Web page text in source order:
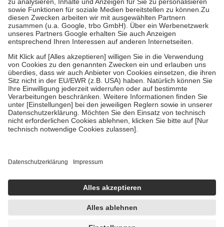
Bei Heilmitteln und häuslicher Krankenpflege beträgt die
Zuzahlung zehn Prozent der Kosten sowie zehn Euro je
Verordnung.
Um das Engagement der Versicherten für ihre eigene Gesundheit
zu stärken und die besondere Stellung der Familie zu unterstützen,
fallenkeine Zuzahlungenan bei:
• Kindern und Jugendlichen bis zum vollendeten 18. Lebensjahr
mit Ausnahme der Fahrkosten
• Untersuchungen zur Vorsorge und Früherkennung, die von der
GKV getragen werden
• empfohlenen Schutzimpfungen
• Harn- und Blutteststreifen
getroffen, um sicherzustellen, dass es sich um echte Bewertungen
https://help.etrusted.com/hc/de/articles/4419944605341
Einige Bilder und Inhalte wurden unter Zuhilfenahme künstlicher